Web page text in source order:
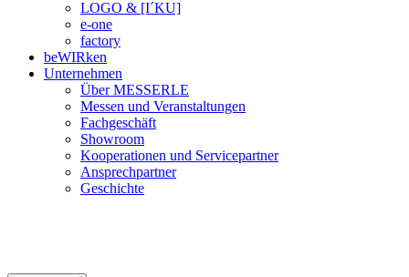
LOGO & [I´KU]
e-one
factory
beWIRken
Unternehmen
Über MESSERLE
Messen und Veranstaltungen
Fachgeschäft
Showroom
Kooperationen und Servicepartner
Ansprechpartner
Geschichte